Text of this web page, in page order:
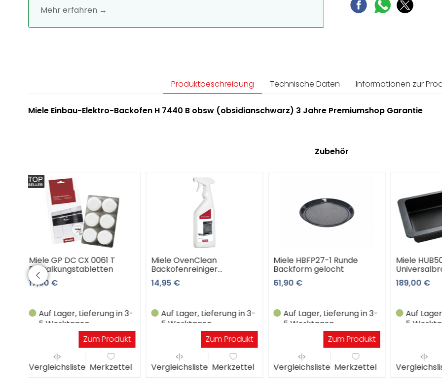
Mehr erfahren →
Produktbeschreibung Technische Daten Informationen zur
Miele Einbau-Elektro-Backofen H 7440 B obsw (obsidianschwarz) 3 Jahre Premiumshop Garantie
Zubehör
Miele OvenClean
Backofenreiniger
de,fr,nl,sl,h
14,95 €
Auf Lager, Lieferung in 3-
5 Werktagen
Zum Produkt
Vergleichsliste Merkzettel
Miele HBFP27-1 Runde
Backform gelocht
61,90 €
Auf Lager, Lieferung in 3-
5 Werktagen
Zum Produkt
Vergleichsliste Merkzettel
Miele HUB5000-M
Universalbräter
189,00 €
Auf Lager, Lieferung in 3-
5 Werktagen
Zum Produkt
Vergleichsliste Merkzettel
Miele
249,90 €
Ware